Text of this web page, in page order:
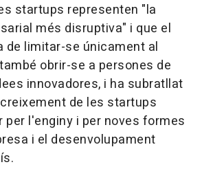
startups representen "la
més disruptiva" i que el
de limitar-se únicament al
obrir-se a persones de
innovadores, i ha subratllat
de les startups
l'enginy i per noves formes
i el desenvolupament